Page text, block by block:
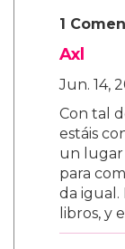
1
Axl
Jun. 14,
Con tal
estáis
un lugar
para
da igual.
libros, y